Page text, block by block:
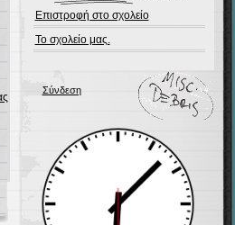
Επιστροφή στο σχολείο
Το σχολείο μας.
Σύνδεση